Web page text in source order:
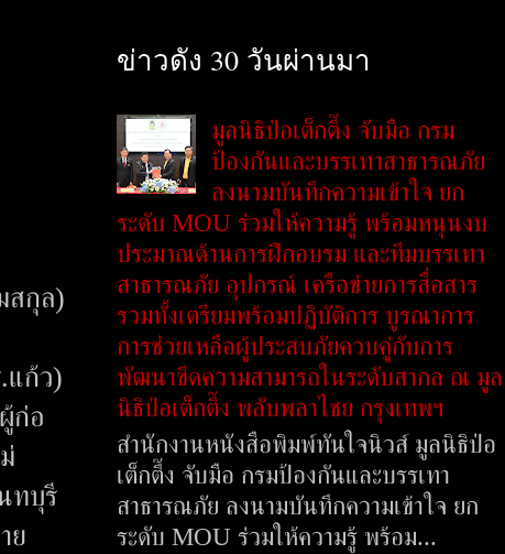
สกุล)
แก้ว)
ก่อ
ทบุรี
ย
ข่าวดัง 30 วันผ่านมา
มูลนิธิป่อเต็กตึ๊ง จับมือ กรม
ป้องกันและบรรเทาสาธารณภัย
ลงนามบันทึกความเข้าใจ ยก
ระดับ MOU ร่วมให้ความรู้ พร้อมหนุนงบ
ประมาณด้านการฝึกอบรม และทีมบรรเทา
สาธารณภัย อุปกรณ์ เครือข่ายการสื่อสาร
รวมทั้งเตรียมพร้อมปฏิบัติการ บูรณาการ
การช่วยเหลือผู้ประสบภัยควบคู่กับการ
พัฒนาขีดความสามารถในระดับสากล ณ มูล
นิธิป่อเต็กตึ๊ง พลับพลาไชย กรุงเทพฯ
สำนักงานหนังสือพิมพ์ทันใจนิวส์ มูลนิธิป่อ
เต็กตึ๊ง จับมือ กรมป้องกันและบรรเทา
สาธารณภัย ลงนามบันทึกความเข้าใจ ยก
ระดับ MOU ร่วมให้ความรู้ พร้อม...